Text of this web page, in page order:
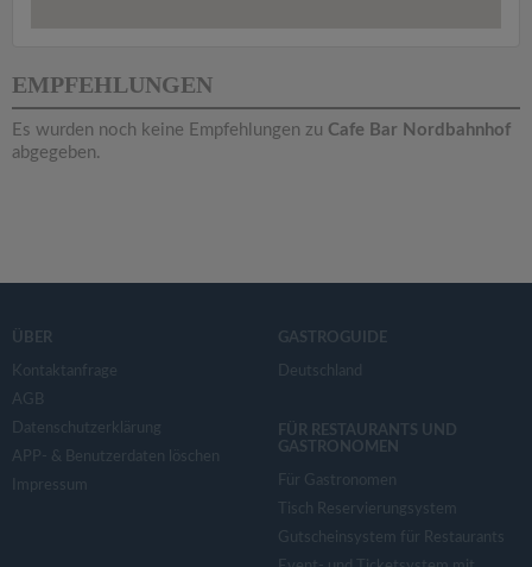
EMPFEHLUNGEN
Es wurden noch keine Empfehlungen zu Cafe Bar Nordbahnhof
abgegeben.
ÜBER
Kontaktanfrage
AGB
Datenschutzerklärung
APP- & Benutzerdaten löschen
Impressum
GASTROGUIDE
Deutschland
FÜR RESTAURANTS UND
GASTRONOMEN
Für Gastronomen
Tisch Reservierungsystem
Gutscheinsystem für Restaurants
i
g
t